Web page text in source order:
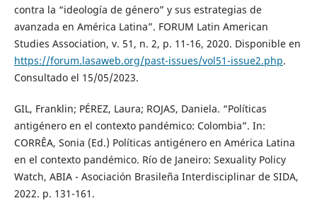
contra la “ideología de género” y sus estrategias de
avanzada en América Latina”. FORUM Latin American
Studies Association, v. 51, n. 2, p. 11-16, 2020. Disponible en
https://forum.lasaweb.org/past-issues/vol51-issue2.php.
Consultado el 15/05/2023.
GIL, Franklin; PÉREZ, Laura; ROJAS, Daniela. “Políticas
antigénero en el contexto pandémico: Colombia”. In:
CORRÊA, Sonia (Ed.) Políticas antigénero en América Latina
en el contexto pandémico. Río de Janeiro: Sexuality Policy
Watch, ABIA - Asociación Brasileña Interdisciplinar de SIDA,
2022. p. 131-161.